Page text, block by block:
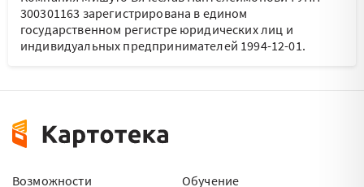
300301163 зарегистрирована в едином
государственном регистре юридических лиц и
индивидуальных предпринимателей 1994-12-01.
Возможности
Обучение